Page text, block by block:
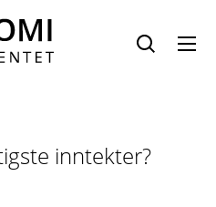
inntekter?